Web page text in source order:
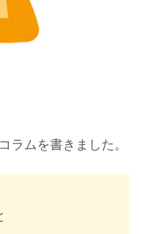
ラムを書きました。